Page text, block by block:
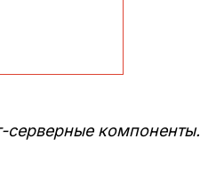
серверные компоненты.